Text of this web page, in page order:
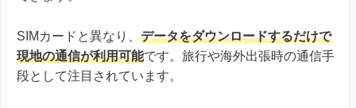
SIMカードと異なり、 データをダウンロードするだけで
現地の通信が利用可能です。旅行や海外出張時の通信手
段として注目されています。